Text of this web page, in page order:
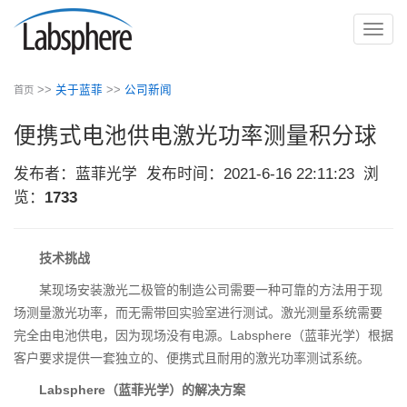
切
首页 >> 关于蓝菲 >> 公司新闻
便携式电池供电激光功率测量积分球
发布者：蓝菲光学 发布时间：2021-6-16 22:11:23 浏
览： 1733
技术挑战
某现场安装激光二极管的制造公司需要一种可靠的方法用于现
场测量激光功率，而无需带回实验室进行测试。激光测量系统需要
完全由电池供电，因为现场没有电源。Labsphere（蓝菲光学）根据
客户要求提供一套独立的、便携式且耐用的激光功率测试系统。
Labsphere（蓝菲光学）的解决方案